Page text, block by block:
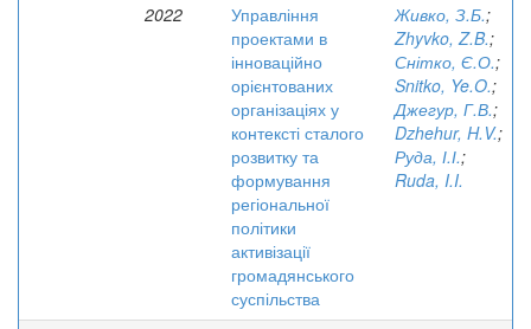
2022
Управління
проектами в
інноваційно
орієнтованих
організаціях у
контексті сталого
розвитку та
формування
регіональної
політики
активізації
громадянського
суспільства
Живко, З.Б.;
Zhyvko, Z.B.;
Снітко, Є.О.;
Snitko, Ye.O.;
Джегур, Г.В.;
Dzhehur, H.V.;
Руда, І.І.;
Ruda, I.I.